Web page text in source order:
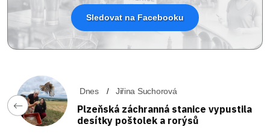
Sledovat na Facebooku
Dnes Jiřina Suchorová
Plzeňská záchranná stanice vypustila
desítky poštolek a rorýsů